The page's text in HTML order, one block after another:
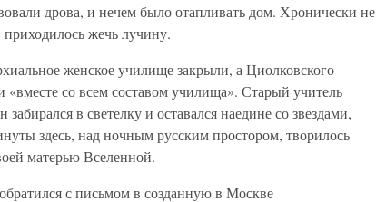
дрова, и нечем было отапливать дом. Хронически не
жечь лучину.
женское училище закрыли, а Циолковского
со всем составом училища». Старый учитель
в светелку и оставался наедине со звездами,
здесь, над ночным русским простором, творилось
матерью Вселенной.
с письмом в созданную в Москве